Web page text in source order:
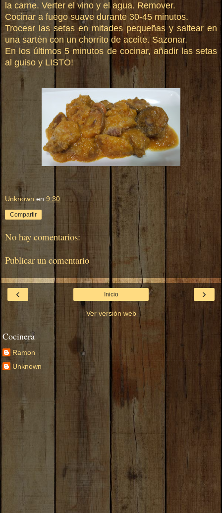
la carne. Verter el vino y el agua. Remover.
Cocinar a fuego suave durante 30-45 minutos.
Trocear las setas en mitades pequeñas y saltear en
una sartén con un chorrito de aceite. Sazonar.
En los últimos 5 minutos de cocinar, añadir las setas
al guiso y LISTO!
Unknown en 9:30
Compartir
No hay comentarios:
Publicar un comentario
‹ ›
Inicio
Ver versión web
Cocinera
Ramon
Unknown